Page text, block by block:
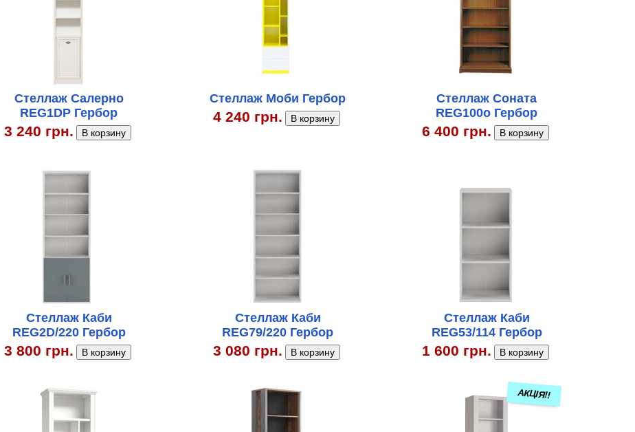
Стеллаж Салерно
REG1DP Гербор
3 240 грн.
Стеллаж Моби Гербор
4 240 грн.
Стеллаж Соната
REG100о Гербор
6 400 грн.
Стеллаж Каби
REG2D/220 Гербор
3 800 грн.
Стеллаж Каби
REG79/220 Гербор
3 080 грн.
Стеллаж Каби
REG53/114 Гербор
1 600 грн.
АКЦІЯ!!